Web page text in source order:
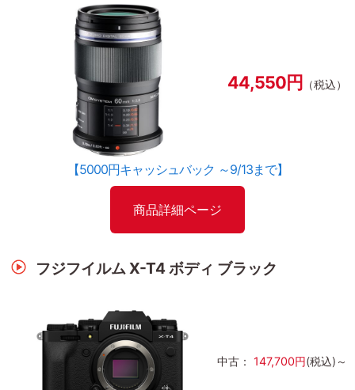
44,550円 （税込）
【5000円キャッシュバック ～9/13まで】
商品詳細ページ
フジフイルム X-T4 ボディ ブラック
中古： 147,700円(税込)～